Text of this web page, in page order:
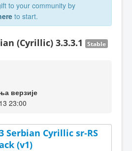
to your community by
to start.
(Cyrillic) 3.3.3.1 Stable
верзије
23:00
Serbian Cyrillic sr-RS
(v1)